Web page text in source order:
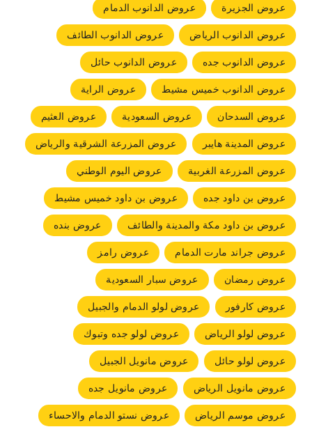
عروض الجزيرة
عروض الدانوب الدمام
عروض الدانوب الرياض
عروض الدانوب الطائف
عروض الدانوب جده
عروض الدانوب حائل
عروض الدانوب خميس مشيط
عروض الراية
عروض السدحان
عروض السعودية
عروض العثيم
عروض المدينة هايبر
عروض المزرعة الشرقية والرياض
عروض المزرعة الغربية
عروض اليوم الوطني
عروض بن داود جده
عروض بن داود خميس مشيط
عروض بن داود مكة والمدينة والطائف
عروض بنده
عروض جراند مارت الدمام
عروض رامز
عروض رمضان
عروض سبار السعودية
عروض كارفور
عروض لولو الدمام والجبيل
عروض لولو الرياض
عروض لولو جده وتبوك
عروض لولو حائل
عروض مانويل الجبيل
عروض مانويل الرياض
عروض مانويل جده
عروض موسم الرياض
عروض نستو الدمام والاحساء